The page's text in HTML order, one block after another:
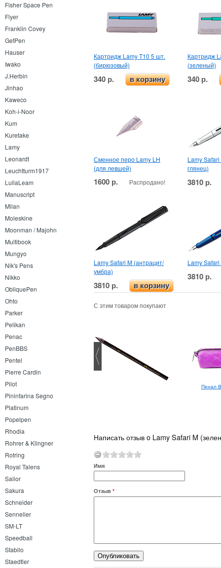
Fisher Space Pen
Flyer
Franklin Covey
GetPen
Hauser
Iwako
J.Herbin
Jinhao
Kaweco
Koh-i-Noor
Kum
Kuretake
Lamy
Leonardt
Leuchtturm1917
LullaLeam
Manuscript
Milan
Moleskine
Moonman / Majohn
Multibook
Mungyo
Nik's Pens
Nikko
ObliquePen
Ohto
Parker
Pelikan
Penac
PenBBS
Pentel
Pierre Cardin
Pilot
Pininfarina Segno
Platinum
Popelpen
Rhodia
Rohrer & Klingner
Rotring
Royal Talens
Sailor
Sakura
Schneider
Sennelier
SM-LT
Speedball
Stabilo
Staedtler
Картридж Lamy T10 5 шт.
(бирюзовый)
340 р. в корзину
Картридж
(зеленый)
340 р.
Сменное перо Lamy LH
(для левшей)
1600 р. Распродано!
Lamy
глянец)
3810 р.
Lamy Safari M (антрацит/
умбра)
3810 р. в корзину
Lamy
3810 р.
С этим товаром покупают
Lamy Dialog3 EF Пенал
Написать отзыв o Lamy Safari M
Имя
Отзыв *